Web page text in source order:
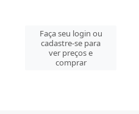
Faça seu login ou
cadastre-se para
ver preços e
comprar